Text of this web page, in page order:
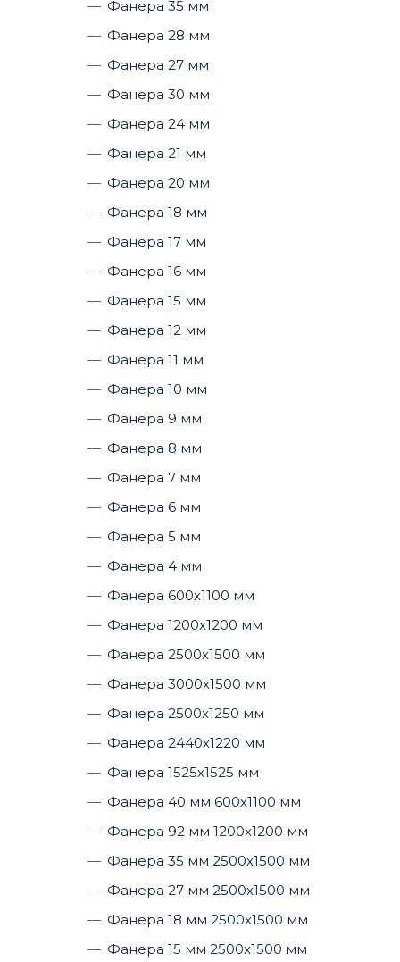
Фанера 35 мм
Фанера 28 мм
Фанера 27 мм
Фанера 30 мм
Фанера 24 мм
Фанера 21 мм
Фанера 20 мм
Фанера 18 мм
Фанера 17 мм
Фанера 16 мм
Фанера 15 мм
Фанера 12 мм
Фанера 11 мм
Фанера 10 мм
Фанера 9 мм
Фанера 8 мм
Фанера 7 мм
Фанера 6 мм
Фанера 5 мм
Фанера 4 мм
Фанера 600х1100 мм
Фанера 1200х1200 мм
Фанера 2500х1500 мм
Фанера 3000х1500 мм
Фанера 2500х1250 мм
Фанера 2440х1220 мм
Фанера 1525х1525 мм
Фанера 40 мм 600х1100 мм
Фанера 92 мм 1200х1200 мм
Фанера 35 мм 2500х1500 мм
Фанера 27 мм 2500х1500 мм
Фанера 18 мм 2500х1500 мм
Фанера 15 мм 2500х1500 мм